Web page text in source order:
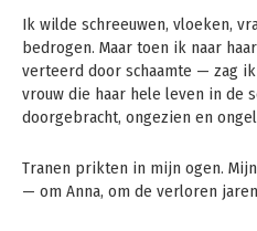
Ik wilde schreeuwen, vloeken,
bedrogen. Maar toen ik naar
verteerd door schaamte — zag
vrouw die haar hele leven in de
doorgebracht, ongezien en
Tranen prikten in mijn ogen.
— om Anna, om de verloren